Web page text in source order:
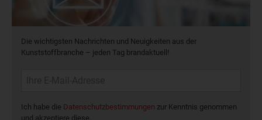
Die wichtigsten Nachrichten und Neuigkeiten aus der
Kunststoffbranche – jeden Tag brandaktuell!
Ich habe die Datenschutzbestimmungen zur Kenntnis genommen
und akzeptiere diese.